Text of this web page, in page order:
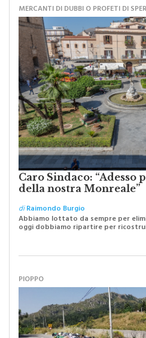
MERCANTI DI DUBBI O PROFETI DI
Caro Sindaco: “Adesso
della nostra Monreale”
diRaimondo Burgio